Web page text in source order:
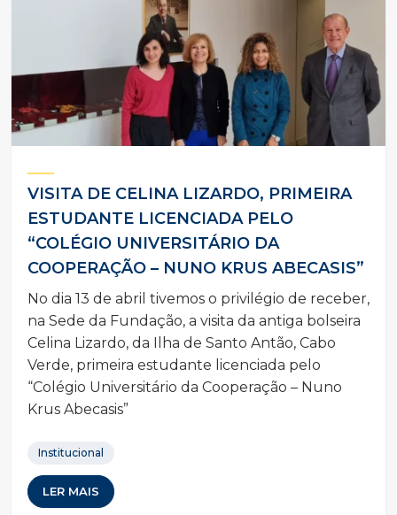
VISITA DE CELINA LIZARDO, PRIMEIRA
ESTUDANTE LICENCIADA PELO
“COLÉGIO UNIVERSITÁRIO DA
COOPERAÇÃO – NUNO KRUS ABECASIS”
No dia 13 de abril tivemos o privilégio de receber,
na Sede da Fundação, a visita da antiga bolseira
Celina Lizardo, da Ilha de Santo Antão, Cabo
Verde, primeira estudante licenciada pelo
“Colégio Universitário da Cooperação – Nuno
Krus Abecasis”
Institucional
LER MAIS